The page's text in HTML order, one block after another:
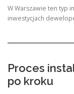
W Warszawie ten typ
inwestycjach
Proces
po kroku